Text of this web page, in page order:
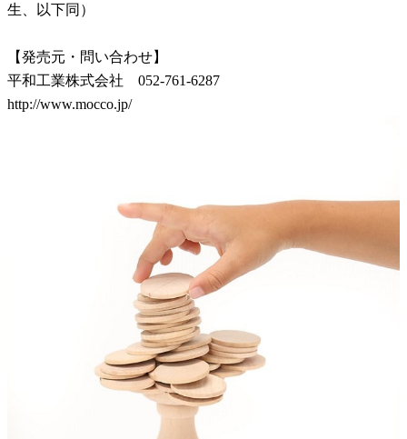
生、以下同）
【発売元・問い合わせ】
平和工業株式会社 052-761-6287
http://www.mocco.jp/